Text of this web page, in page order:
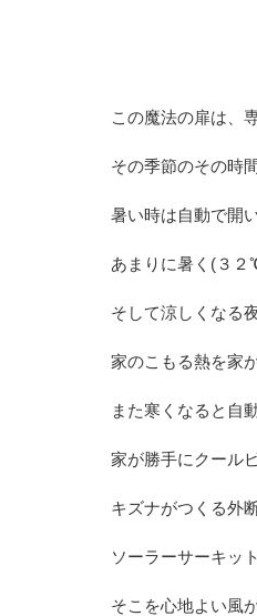
この魔法の扉は、
その季節のその時
暑い時は自動で開
あまりに暑く(３２
そして涼しくなる
家のこもる熱を家
また寒くなると自
家が勝手にクール
キズナがつくる外
ソーラーサーキッ
そこを心地よい風